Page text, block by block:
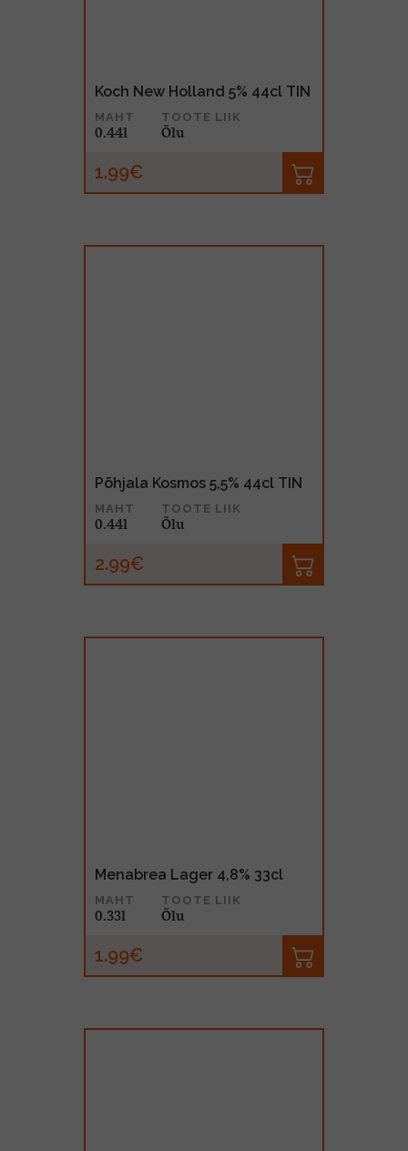
Koch New Holland 5% 44cl TIN
MAHT
0.44l
TOOTE LIIK
Õlu
1.99€
Põhjala Kosmos 5,5% 44cl TIN
MAHT
0.44l
TOOTE LIIK
Õlu
2.99€
Menabrea Lager 4,8% 33cl
MAHT
0.33l
TOOTE LIIK
Õlu
1.99€